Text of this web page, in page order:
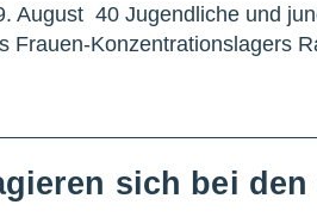
August 40 Jugendliche und
Frauen-Konzentrationslagers
sich bei